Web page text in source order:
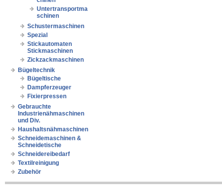
Untertransportma
schinen
Schustermaschinen
Spezial
Stickautomaten
Stickmaschinen
Zickzackmaschinen
Bügeltechnik
Bügeltische
Dampferzeuger
Fixierpressen
Gebrauchte
Industrienähmaschinen
und Div.
Haushaltsnähmaschinen
Schneidemaschinen &
Schneidetische
Schneidereibedarf
Textilreinigung
Zubehör